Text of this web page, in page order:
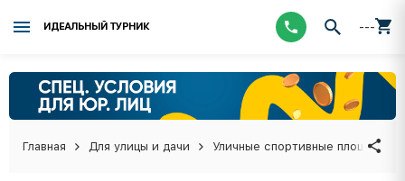
ИДЕАЛЬНЫЙ ТУРНИК ---
Главная Для улицы и дачи Уличные спортивные площадки